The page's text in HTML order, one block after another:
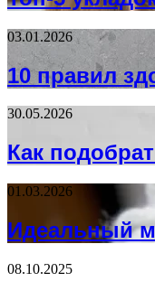
03.01.2026
10 правил
30.05.2026
Как
01.03.2026
Идеальный
08.10.2025